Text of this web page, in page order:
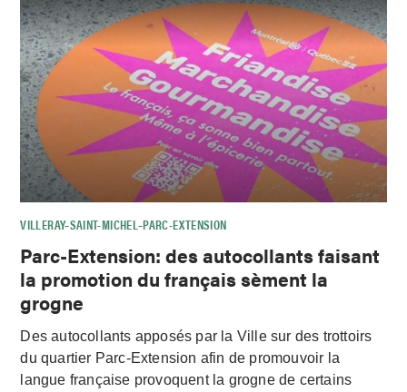
VILLERAY–SAINT-MICHEL–PARC-EXTENSION
Parc-Extension: des autocollants faisant
la promotion du français sèment la
grogne
Des autocollants apposés par la Ville sur des trottoirs
du quartier Parc-Extension afin de promouvoir la
langue française provoquent la grogne de certains